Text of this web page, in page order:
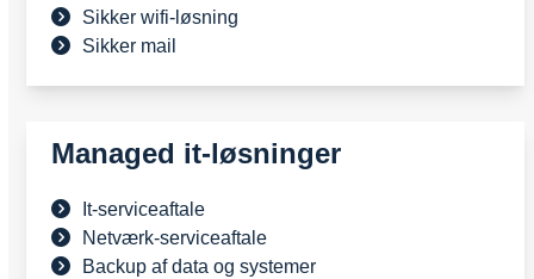
Sikker wifi-løsning
Sikker mail
Managed it-løsninger
It-serviceaftale
Netværk-serviceaftale
Backup af data og systemer